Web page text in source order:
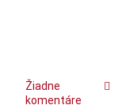
Žiadne
komentáre